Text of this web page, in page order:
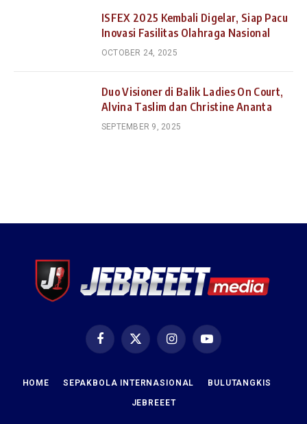
ISFEX 2025 Kembali Digelar, Siap Pacu
Inovasi Fasilitas Olahraga Nasional
OCTOBER 24, 2025
Duo Visioner di Balik Ladies On Court,
Alvina Taslim dan Christine Ananta
SEPTEMBER 9, 2025
FacebookX
(Twitter)
InstagramYouTube
HOME SEPAKBOLA INTERNASIONAL BULUTANGKIS
JEBREEET